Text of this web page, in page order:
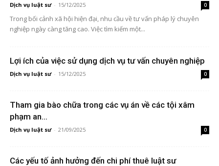
Dịch vụ luật sư - 15/12/2025 0
Trong bối cảnh xã hội hiện đại, nhu cầu về tư vấn pháp lý chuyên
nghiệp ngày càng tăng cao. Việc tìm kiếm một...
Lợi ích của việc sử dụng dịch vụ tư vấn chuyên nghiệp
Dịch vụ luật sư - 15/12/2025 0
Tham gia bào chữa trong các vụ án về các tội xâm
phạm an...
Dịch vụ luật sư - 21/09/2025 0
Các yếu tố ảnh hưởng đến chi phí thuê luật sư